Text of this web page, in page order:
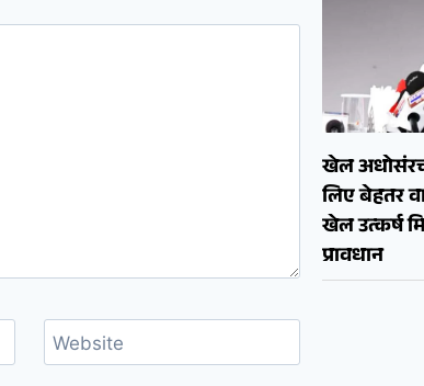
Website
खेल
लिए बेहतर
खेल उत्कर्ष
प्रावधान